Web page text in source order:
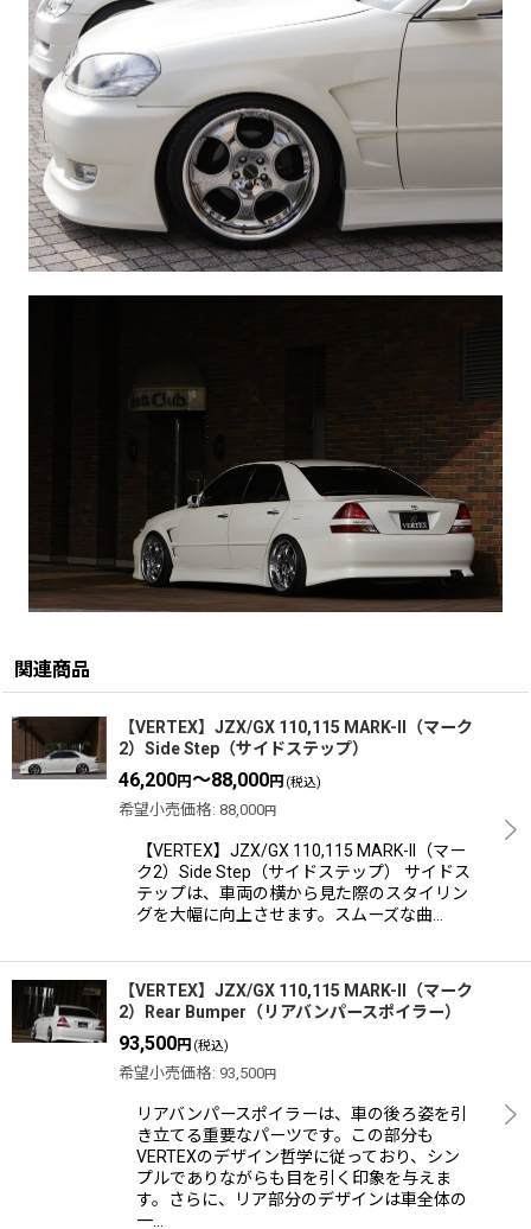
関連商品
【VERTEX】JZX/GX 110,115 MARK-II（マーク
2）Side Step（サイドステップ）
46,200円～88,000円 (税込)
希望小売価格: 88,000円
【VERTEX】JZX/GX 110,115 MARK-II（マー
ク2）Side Step（サイドステップ） サイドス
テップは、車両の横から見た際のスタイリン
グを大幅に向上させます。スムーズな曲…
【VERTEX】JZX/GX 110,115 MARK-II（マーク
2）Rear Bumper（リアバンパースポイラー）
93,500円 (税込)
希望小売価格: 93,500円
リアバンパースポイラーは、車の後ろ姿を引
き立てる重要なパーツです。この部分も
VERTEXのデザイン哲学に従っており、シン
プルでありながらも目を引く印象を与えま
す。さらに、リア部分のデザインは車全体の
一…